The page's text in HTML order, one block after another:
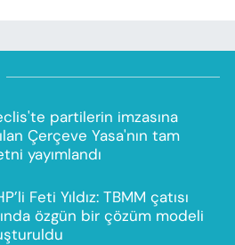
partilerin imzasına
Çerçeve Yasa'nın tam
yayımlandı
Feti Yıldız: TBMM çatısı
özgün bir çözüm modeli